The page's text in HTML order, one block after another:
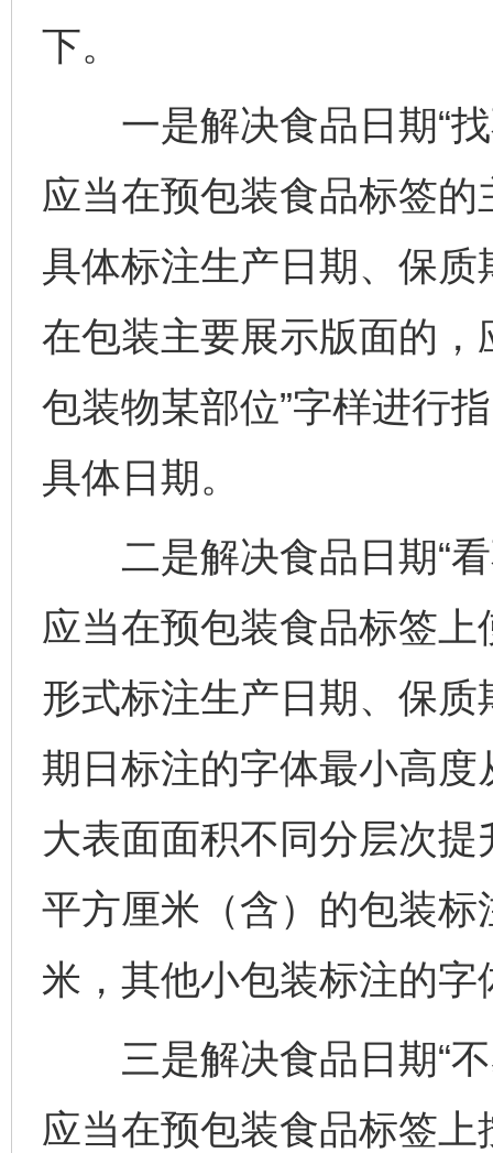
下。
一是解决食品日期“找
应当在预包装食品标签
具体标注生产日期、保
在包装主要展示版面的，
包装物某部位”字样进行
具体日期。
二是解决食品日期“看
应当在预包装食品标签
形式标注生产日期、保
期日标注的字体最小高
大表面面积不同分层次
平方厘米（含）的包装
米，其他小包装标注的
三是解决食品日期“不
应当在预包装食品标签